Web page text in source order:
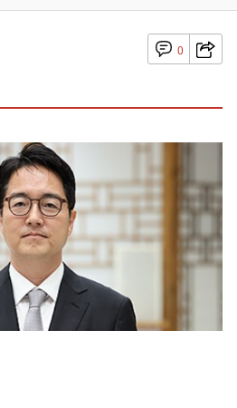
0